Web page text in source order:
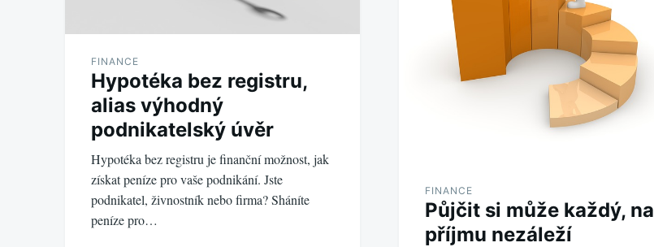
FINANCE
Hypotéka bez registru,
alias výhodný
podnikatelský úvěr
Hypotéka bez registru je finanční možnost, jak
získat peníze pro vaše podnikání. Jste
podnikatel, živnostník nebo firma? Sháníte
peníze pro…
FINANCE
Půjčit si může každý, na
příjmu nezáleží